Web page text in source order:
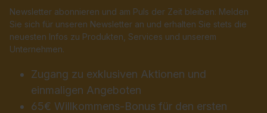
Newsletter abonnieren und am Puls der Zeit bleiben: Melden
Sie sich für unseren Newsletter an und erhalten Sie stets die
neuesten Infos zu Produkten, Services und unserem
Unternehmen.
Zugang zu exklusiven Aktionen und
einmaligen Angeboten
65€ Willkommens-Bonus für den ersten